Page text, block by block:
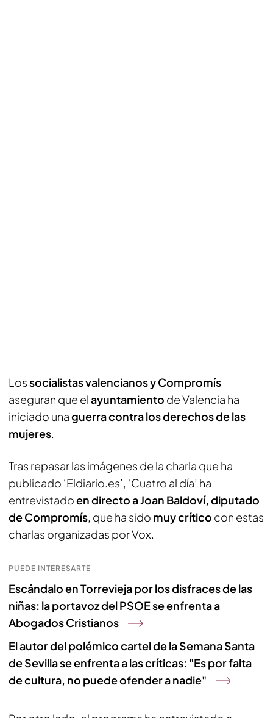
Lossocialistas valencianos y Compromís
aseguran que elayuntamiento de Valencia ha
iniciado unaguerra contra los derechos de las
mujeres.
Tras repasar las imágenes de la charla que ha
publicado ‘Eldiario.es’, ‘Cuatro al día’ ha
entrevistadoen directo a Joan Baldoví, diputado
de Compromís, que ha sido muy crítico con estas
charlas organizadas por Vox.
PUEDE INTERESARTE
Escándalo en Torrevieja por los disfraces de las
niñas: la portavoz del PSOE se enfrenta a
Abogados Cristianos
El autor del polémico cartel de la Semana Santa
de Sevilla se enfrenta a las críticas: "Es por falta
de cultura, no puede ofender a nadie"